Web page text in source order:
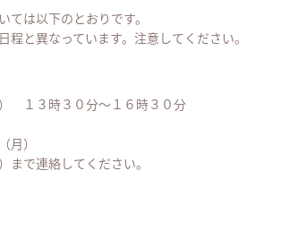
は以下のとおりです。
と異なっています。注意してください。
１３時３０分～１６時３０分
月）
で連絡してください。